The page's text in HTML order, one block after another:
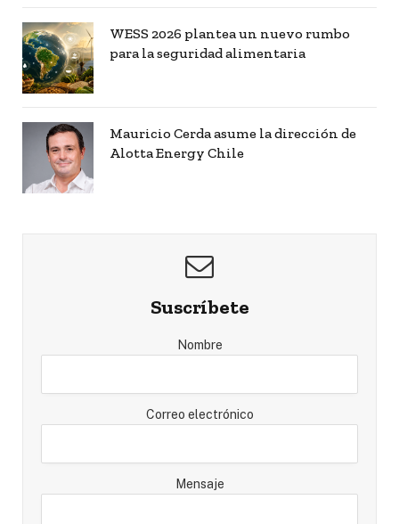
WESS 2026 plantea un nuevo rumbo
para la seguridad alimentaria
Mauricio Cerda asume la dirección de
Alotta Energy Chile
Suscríbete
Nombre
Correo electrónico
Mensaje